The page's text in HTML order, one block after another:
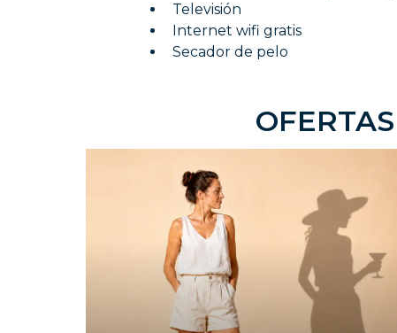
Televisión
Internet wifi gratis
Secador de pelo